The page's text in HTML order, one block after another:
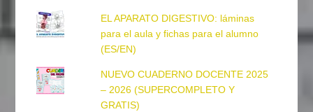
EL APARATO DIGESTIVO: láminas
para el aula y fichas para el alumno
(ES/EN)
NUEVO CUADERNO DOCENTE 2025
– 2026 (SUPERCOMPLETO Y
GRATIS)